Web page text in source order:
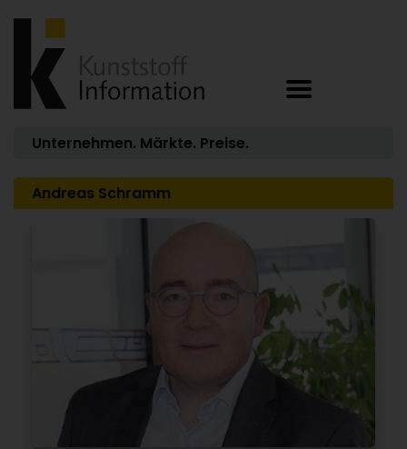
Unternehmen. Märkte. Preise.
Andreas Schramm